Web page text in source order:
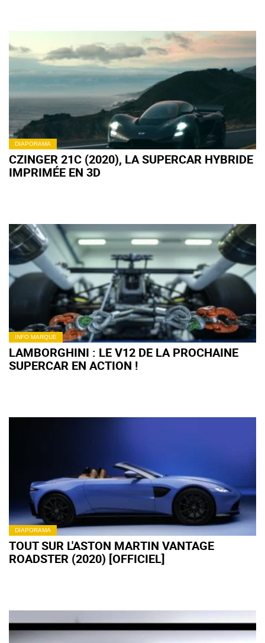
DIAPORAMA
CZINGER 21C (2020), LA SUPERCAR HYBRIDE
IMPRIMÉE EN 3D
INFO MARQUE
LAMBORGHINI : LE V12 DE LA PROCHAINE
SUPERCAR EN ACTION !
DIAPORAMA
TOUT SUR L'ASTON MARTIN VANTAGE
ROADSTER (2020) [OFFICIEL]